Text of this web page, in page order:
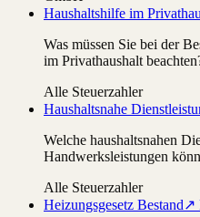
Haushaltshilfe im
Was müssen Sie bei der
im Privathaushalt
Alle Steuerzahler
Haushaltsnahe
Welche haushaltsnahen
Handwerksleistungen
Alle Steuerzahler
Heizungsgesetz Bestand↗